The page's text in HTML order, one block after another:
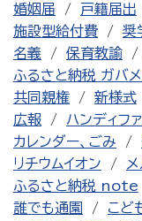
婚姻届 戸籍届出
施設型給付費
奨
名義
保育教諭
ふるさと納税 ガバ
共同親権
新様式
広報
ハンディフ
カレンダー、ごみ
リチウムイオン
ふるさと納税 note
誰でも通園
こど